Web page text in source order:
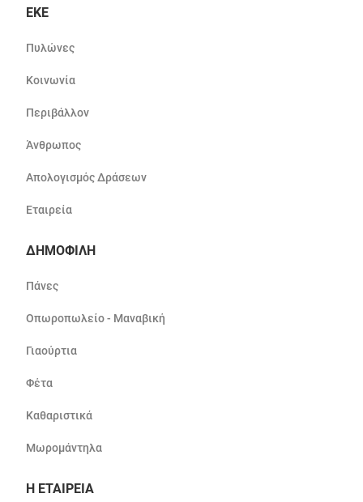
ΕΚΕ
Πυλώνες
Κοινωνία
Περιβάλλον
Άνθρωπος
Απολογισμός Δράσεων
Εταιρεία
ΔΗΜΟΦΙΛΗ
Πάνες
Οπωροπωλείο - Μαναβική
Γιαούρτια
Φέτα
Καθαριστικά
Μωρομάντηλα
Η ΕΤΑΙΡΕΙΑ